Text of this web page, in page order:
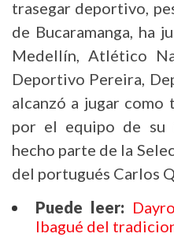
trasegar deportivo,
de Bucaramanga, ha
Medellín, Atlético
Deportivo Pereira,
alcanzó a jugar como
por el equipo de su
hecho parte de la
del portugués Carlos
Puede leer:
Ibagué del